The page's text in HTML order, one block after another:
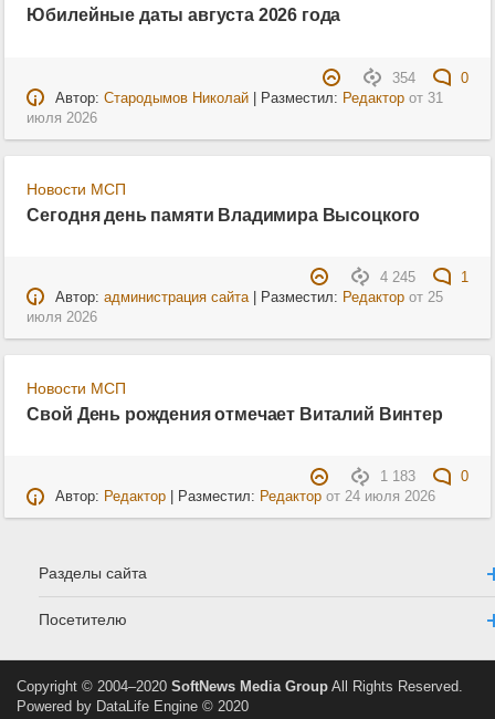
Юбилейные даты августа 2026 года
354
0
Автор: Стародымов Николай| Разместил: Редакторот 31
июля 2026
Новости МСП
Сегодня день памяти Владимира Высоцкого
4 245
1
Автор: администрация сайта| Разместил: Редакторот 25
июля 2026
Новости МСП
Свой День рождения отмечает Виталий Винтер
1 183
0
Автор: Редактор| Разместил: Редакторот 24 июля 2026
Разделы сайта
Посетителю
Copyright © 2004–2020 SoftNews Media Group All Rights Reserved.
Powered by DataLife Engine © 2020